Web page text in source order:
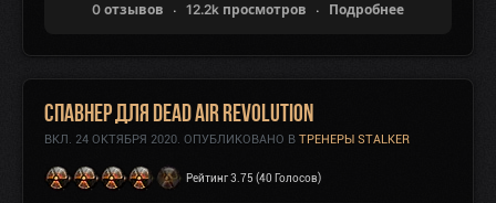
0 отзывов 12.2k просмотров Подробнее
Спавнер для Dead Air Revolution
ВКЛ. 24 ОКТЯБРЯ 2020. ОПУБЛИКОВАНО В ТРЕНЕРЫ STALKER
Рейтинг 3.75 (40 Голосов)